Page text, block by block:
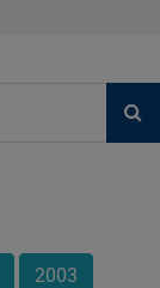
2003